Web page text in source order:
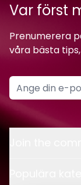
Var först
Prenumerera
våra bästa